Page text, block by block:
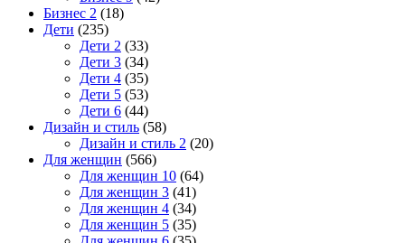
Бизнес 2 (18)
Дети (235)
Дети 2 (33)
Дети 3 (34)
Дети 4 (35)
Дети 5 (53)
Дети 6 (44)
Дизайн и стиль (58)
Дизайн и стиль 2 (20)
Для женщин (566)
Для женщин 10 (64)
Для женщин 3 (41)
Для женщин 4 (34)
Для женщин 5 (35)